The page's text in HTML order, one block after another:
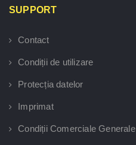
SUPPORT
Contact
Condiții de utilizare
Protecția datelor
Imprimat
Condiții Comerciale Generale